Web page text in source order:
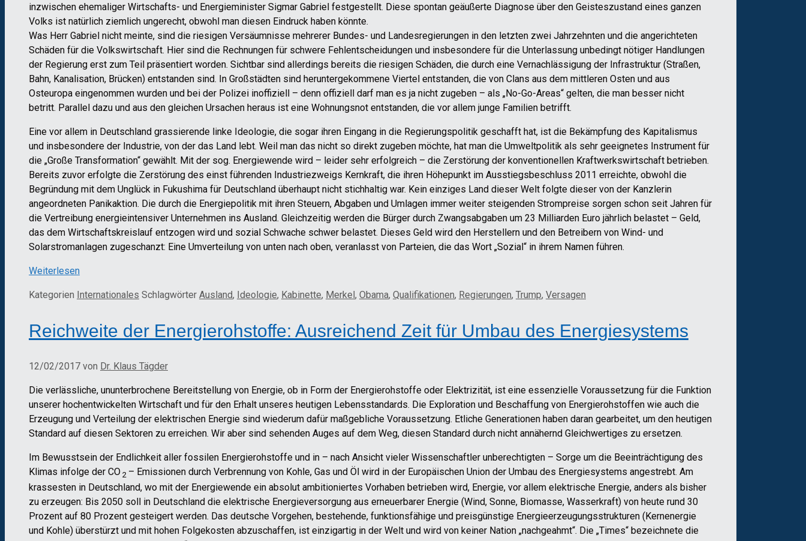
inzwischen ehemaliger Wirtschafts- und Energieminister Sigmar Gabriel festgestellt. Diese spontan geäußerte Diagnose über den Geisteszustand eines ganzen
Volks ist natürlich ziemlich ungerecht, obwohl man diesen Eindruck haben könnte.
Was Herr Gabriel nicht meinte, sind die riesigen Versäumnisse mehrerer Bundes- und Landesregierungen in den letzten zwei Jahrzehnten und die angerichteten
Schäden für die Volkswirtschaft. Hier sind die Rechnungen für schwere Fehlentscheidungen und insbesondere für die Unterlassung unbedingt nötiger Handlungen
der Regierung erst zum Teil präsentiert worden. Sichtbar sind allerdings bereits die riesigen Schäden, die durch eine Vernachlässigung der Infrastruktur (Straßen,
Bahn, Kanalisation, Brücken) entstanden sind. In Großstädten sind heruntergekommene Viertel entstanden, die von Clans aus dem mittleren Osten und aus
Osteuropa eingenommen wurden und bei der Polizei inoffiziell – denn offiziell darf man es ja nicht zugeben – als „No-Go-Areas“ gelten, die man besser nicht
betritt. Parallel dazu und aus den gleichen Ursachen heraus ist eine Wohnungsnot entstanden, die vor allem junge Familien betrifft.
Eine vor allem in Deutschland grassierende linke Ideologie, die sogar ihren Eingang in die Regierungspolitik geschafft hat, ist die Bekämpfung des Kapitalismus
und insbesondere der Industrie, von der das Land lebt. Weil man das nicht so direkt zugeben möchte, hat man die Umweltpolitik als sehr geeignetes Instrument für
die „Große Transformation“ gewählt. Mit der sog. Energiewende wird – leider sehr erfolgreich – die Zerstörung der konventionellen Kraftwerkswirtschaft betrieben.
Bereits zuvor erfolgte die Zerstörung des einst führenden Industriezweigs Kernkraft, die ihren Höhepunkt im Ausstiegsbeschluss 2011 erreichte, obwohl die
Begründung mit dem Unglück in Fukushima für Deutschland überhaupt nicht stichhaltig war. Kein einziges Land dieser Welt folgte dieser von der Kanzlerin
angeordneten Panikaktion. Die durch die Energiepolitik mit ihren Steuern, Abgaben und Umlagen immer weiter steigenden Strompreise sorgen schon seit Jahren für
die Vertreibung energieintensiver Unternehmen ins Ausland. Gleichzeitig werden die Bürger durch Zwangsabgaben um 23 Milliarden Euro jährlich belastet – Geld,
das dem Wirtschaftskreislauf entzogen wird und sozial Schwache schwer belastet. Dieses Geld wird den Herstellern und den Betreibern von Wind- und
Solarstromanlagen zugeschanzt: Eine Umverteilung von unten nach oben, veranlasst von Parteien, die das Wort „Sozial“ in ihrem Namen führen.
Weiterlesen
Kategorien Internationales Schlagwörter Ausland, Ideologie, Kabinette, Merkel , Obama, Qualifikationen, Regierungen, Trump, Versagen
Reichweite der Energierohstoffe: Ausreichend Zeit für Umbau des Energiesystems
12/02/2017 von Dr. Klaus Tägder
Die verlässliche, ununterbrochene Bereitstellung von Energie, ob in Form der Energierohstoffe oder Elektrizität, ist eine essenzielle Voraussetzung für die Funktion
unserer hochentwickelten Wirtschaft und für den Erhalt unseres heutigen Lebensstandards. Die Exploration und Beschaffung von Energierohstoffen wie auch die
Erzeugung und Verteilung der elektrischen Energie sind wiederum dafür maßgebliche Voraussetzung. Etliche Generationen haben daran gearbeitet, um den heutigen
Standard auf diesen Sektoren zu erreichen. Wir aber sind sehenden Auges auf dem Weg, diesen Standard durch nicht annähernd Gleichwertiges zu ersetzen.
Im Bewusstsein der Endlichkeit aller fossilen Energierohstoffe und in – nach Ansicht vieler Wissenschaftler unberechtigten – Sorge um die Beeinträchtigung des
Klimas infolge der CO 2 – Emissionen durch Verbrennung von Kohle, Gas und Öl wird in der Europäischen Union der Umbau des Energiesystems angestrebt. Am
krassesten in Deutschland, wo mit der Energiewende ein absolut ambitioniertes Vorhaben betrieben wird, Energie, vor allem elektrische Energie, anders als bisher
zu erzeugen: Bis 2050 soll in Deutschland die elektrische Energieversorgung aus erneuerbarer Energie (Wind, Sonne, Biomasse, Wasserkraft) von heute rund 30
Prozent auf 80 Prozent gesteigert werden. Das deutsche Vorgehen, bestehende, funktionsfähige und preisgünstige Energieerzeugungsstrukturen (Kernenergie
und Kohle) überstürzt und mit hohen Folgekosten abzuschaffen, ist einzigartig in der Welt und wird von keiner Nation „nachgeahmt“. Die „Times“ bezeichnete die